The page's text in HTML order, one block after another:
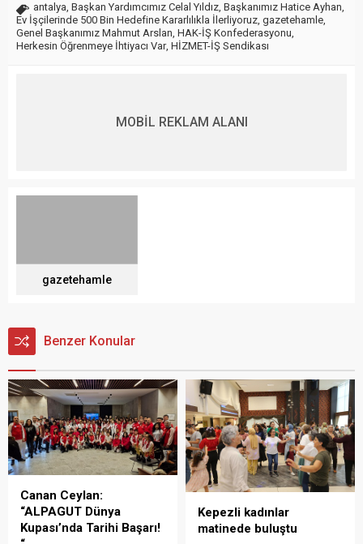
antalya, Başkan Yardımcımız Celal Yıldız, Başkanımız Hatice Ayhan,
Ev İşçilerinde 500 Bin Hedefine Kararlılıkla İlerliyoruz, gazetehamle,
Genel Başkanımız Mahmut Arslan, HAK-İŞ Konfederasyonu,
Herkesin Öğrenmeye İhtiyacı Var, HİZMET-İŞ Sendikası
MOBİL REKLAM ALANI
gazetehamle
Benzer Konular
Canan Ceylan:
“ALPAGUT Dünya
Kupası’nda Tarihi Başarı!
Kepezli kadınlar
matinede buluştu